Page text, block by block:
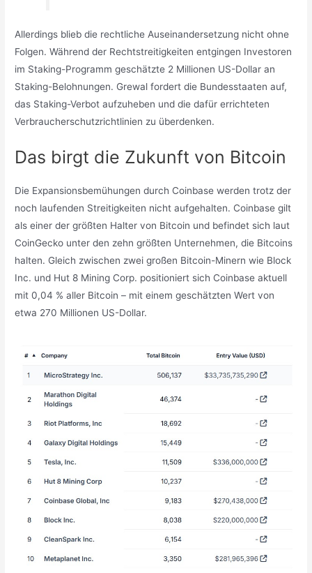
Allerdings blieb die rechtliche Auseinandersetzung nicht ohne
Folgen. Während der Rechtstreitigkeiten entgingen Investoren
im Staking-Programm geschätzte 2 Millionen US-Dollar an
Staking-Belohnungen. Grewal fordert die Bundesstaaten auf,
das Staking-Verbot aufzuheben und die dafür errichteten
Verbraucherschutzrichtlinien zu überdenken.
Das birgt die Zukunft von Bitcoin
Die Expansionsbemühungen durch Coinbase werden trotz der
noch laufenden Streitigkeiten nicht aufgehalten. Coinbase gilt
als einer der größten Halter von Bitcoin und befindet sich laut
CoinGecko unter den zehn größten Unternehmen, die Bitcoins
halten. Gleich zwischen zwei großen Bitcoin-Minern wie Block
Inc. und Hut 8 Mining Corp. positioniert sich Coinbase aktuell
mit 0,04 % aller Bitcoin – mit einem geschätzten Wert von
etwa 270 Millionen US-Dollar.